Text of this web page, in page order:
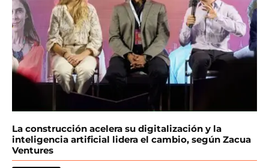
La construcción acelera su digitalización y la
inteligencia artificial lidera el cambio, según Zacua
Ventures